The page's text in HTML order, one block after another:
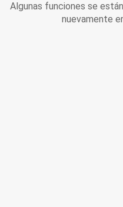
Algunas funciones se
nuevamente